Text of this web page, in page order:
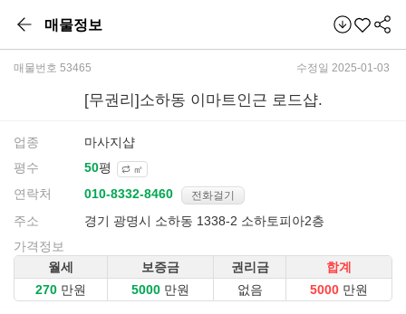
매물정보
매물번호 53465 수정일 2025-01-03
[무권리]소하동 이마트인근 로드샵.
업종
마사지샵
평수
평 ㎡
연락처 전화걸기
주소
경기 광명시 소하동 1338-2 소하토피아2층
가격정보
월세
보증금 권리금
합계
만원
만원 없음 만원